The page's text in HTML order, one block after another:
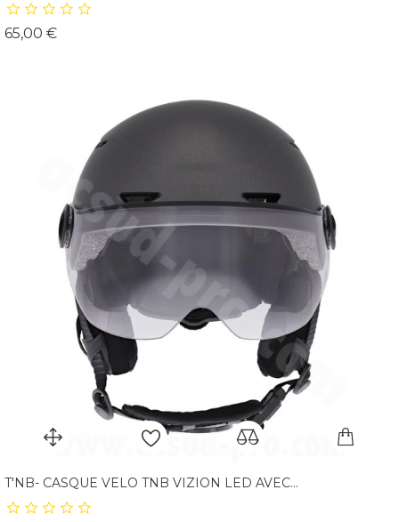
65,00 €Prix
T'NB- CASQUE VELO TNB VIZION LED AVEC...